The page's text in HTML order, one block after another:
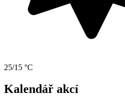
25/15 °C
Kalendář akcí